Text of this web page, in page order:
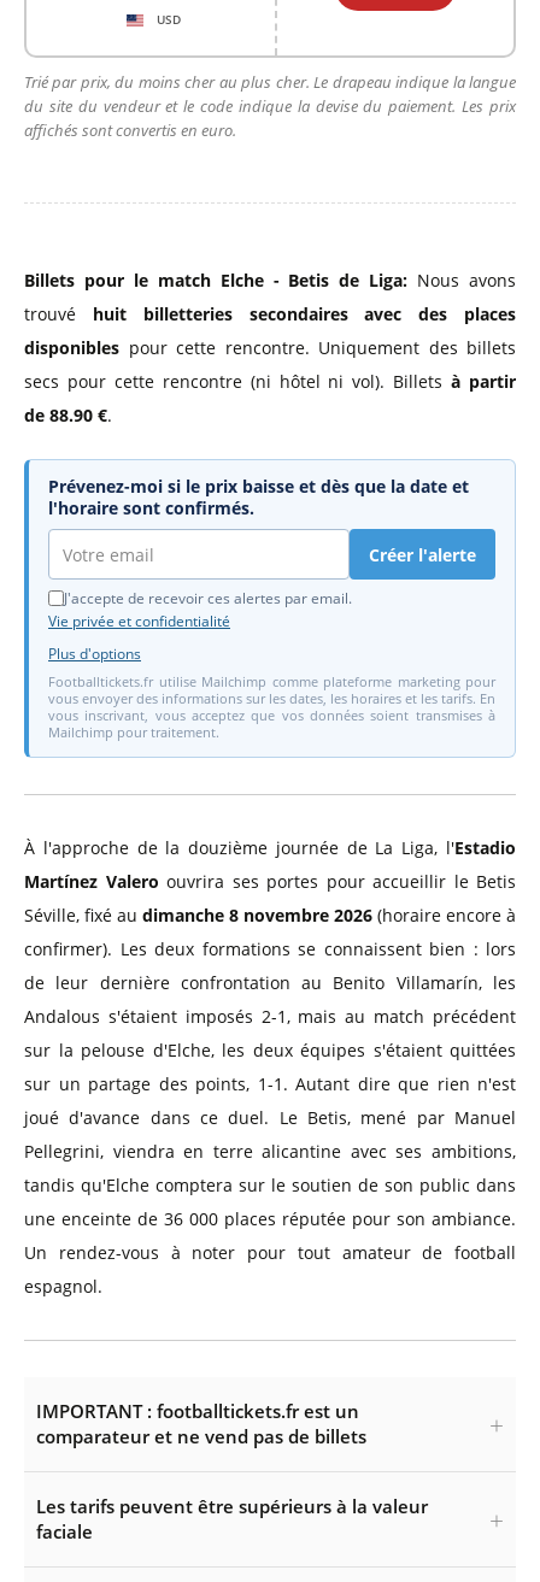
USD
Trié par prix, du moins cher au plus cher. Le drapeau indique la langue
du site du vendeur et le code indique la devise du paiement. Les prix
affichés sont convertis en euro.
Billets pour le match Elche - Betis de Liga: Nous avons
trouvé huit billetteries secondaires avec des places
disponibles pour cette rencontre. Uniquement des billets
secs pour cette rencontre (ni hôtel ni vol). Billetsà partir
de 88.90 €.
Prévenez-moi si le prix baisse et dès que la date et
l'horaire sont confirmés.
Créer l'alerte
J'accepte de recevoir ces alertes par email.
Vie privée et confidentialité
Plus d'options
Footballtickets.fr utilise Mailchimp comme plateforme marketing pour
vous envoyer des informations sur les dates, les horaires et les tarifs. En
vous inscrivant, vous acceptez que vos données soient transmises à
Mailchimp pour traitement.
À l'approche de la douzième journée de La Liga, l'Estadio
Martínez Valero ouvrira ses portes pour accueillir le Betis
Séville, fixé au dimanche 8 novembre 2026 (horaire encore à
confirmer). Les deux formations se connaissent bien : lors
de leur dernière confrontation au Benito Villamarín, les
Andalous s'étaient imposés 2-1, mais au match précédent
sur la pelouse d'Elche, les deux équipes s'étaient quittées
sur un partage des points, 1-1. Autant dire que rien n'est
joué d'avance dans ce duel. Le Betis, mené par Manuel
Pellegrini, viendra en terre alicantine avec ses ambitions,
tandis qu'Elche comptera sur le soutien de son public dans
une enceinte de 36 000 places réputée pour son ambiance.
Un rendez-vous à noter pour tout amateur de football
espagnol.
IMPORTANT : footballtickets.fr est un
comparateur et ne vend pas de billets
Les tarifs peuvent être supérieurs à la valeur
faciale